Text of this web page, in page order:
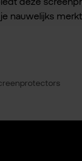
nauwelijks